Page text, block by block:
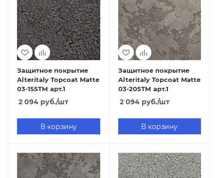
Защитное покрытие
Alteritaly Topcoat Matte
03-155ТМ арт.1
2 094 руб./шт
В корзину
Защитное покрытие
Alteritaly Topcoat Matte
03-205ТМ арт.1
2 094руб./шт
В корзину